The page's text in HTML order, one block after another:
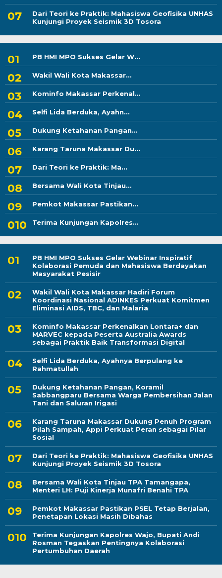
Dari Teori ke Praktik: Mahasiswa Geofisika UNHAS
Kunjungi Proyek Seismik 3D Tosora
PB HMI MPO Sukses Gelar W...
Wakil Wali Kota Makassar...
Kominfo Makassar Perkenal...
Selfi Lida Berduka, Ayahn...
Dukung Ketahanan Pangan...
Karang Taruna Makassar Du...
Dari Teori ke Praktik: Ma...
Bersama Wali Kota Tinjau...
Pemkot Makassar Pastikan...
Terima Kunjungan Kapolres...
PB HMI MPO Sukses Gelar Webinar Inspiratif
Kolaborasi Pemuda dan Mahasiswa Berdayakan
Masyarakat Pesisir
Wakil Wali Kota Makassar Hadiri Forum
Koordinasi Nasional ADINKES Perkuat Komitmen
Eliminasi AIDS, TBC, dan Malaria
Kominfo Makassar Perkenalkan Lontara+ dan
MARVEC kepada Peserta Australia Awards
sebagai Praktik Baik Transformasi Digital
Selfi Lida Berduka, Ayahnya Berpulang ke
Rahmatullah
Dukung Ketahanan Pangan, Koramil
Sabbangparu Bersama Warga Pembersihan Jalan
Tani dan Saluran Irigasi
Karang Taruna Makassar Dukung Penuh Program
Pilah Sampah, Appi Perkuat Peran sebagai Pilar
Sosial
Dari Teori ke Praktik: Mahasiswa Geofisika UNHAS
Kunjungi Proyek Seismik 3D Tosora
Bersama Wali Kota Tinjau TPA Tamangapa,
Menteri LH: Puji Kinerja Munafri Benahi TPA
Pemkot Makassar Pastikan PSEL Tetap Berjalan,
Penetapan Lokasi Masih Dibahas
Terima Kunjungan Kapolres Wajo, Bupati Andi
Rosman Tegaskan Pentingnya Kolaborasi
Pertumbuhan Daerah